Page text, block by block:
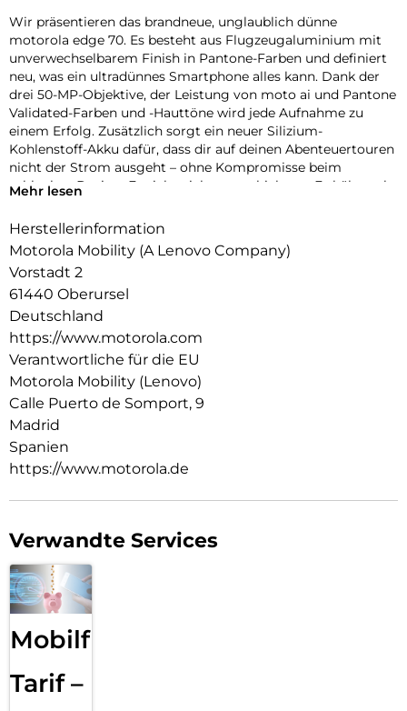
Wir präsentieren das brandneue, unglaublich dünne
motorola edge 70. Es besteht aus Flugzeugaluminium mit
unverwechselbarem Finish in Pantone-Farben und definiert
neu, was ein ultradünnes Smartphone alles kann. Dank der
drei 50-MP-Objektive, der Leistung von moto ai und Pantone
Validated-Farben und -Hauttöne wird jede Aufnahme zu
einem Erfolg. Zusätzlich sorgt ein neuer Silizium-
Kohlenstoff-Akku dafür, dass dir auf deinen Abenteuertouren
nicht der Strom ausgeht – ohne Kompromisse beim
schlanken Design. Es sieht nicht nur schick aus. Es hält auch
Widerstandsfähigkeit gemäß Militär-Standard kannst du
1,5K) siehst du alles unglaublich detailliert. Darüber hinaus
kommt es mit der Leistung der Snapdragon 7 der 4.
Generation und jeder Menge Speicherplatz. Damit übertrifft
das motorola edge 70 alle Erwartungen.
Mehr lesen
Herstellerinformation
Motorola Mobility (A Lenovo Company)
Vorstadt 2
61440 Oberursel
Deutschland
https://www.motorola.com
Verantwortliche für die EU
Motorola Mobility (Lenovo)
Calle Puerto de Somport, 9
Madrid
Spanien
https://www.motorola.de
Verwandte Services
Mobilfunk
Tarif –